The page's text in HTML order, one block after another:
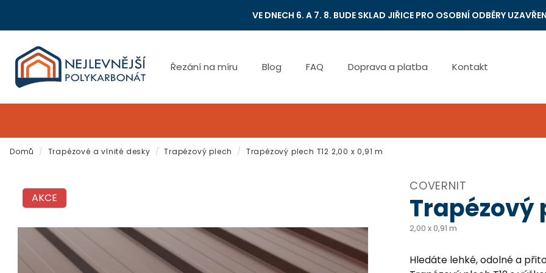
VE DNECH 6. A 7. 8. BUDE SKLAD JIŘICE PRO OSOBNÍ ODBĚRY
Řezání na míru Blog FAQ Doprava a platba Kontakt
Domů / Trapézové a vlnité desky / Trapézový plech / Trapézový plech T12 2,00 x 0,91 m
COVERNIT
Trapézový
2,00 x 0,91 m
Hledáte lehké, odolné a
AKCE